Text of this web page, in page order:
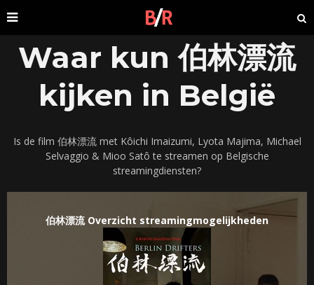
Waar kun 伯林漂流
kijken in België
Is de film 伯林漂流 met Kôichi Imaizumi, Lyota Majima, Michael
Selvaggio & Mioo Satô te streamen op Belgische
streamingdiensten?
伯林漂流 Overzicht streamingmogelijkheden